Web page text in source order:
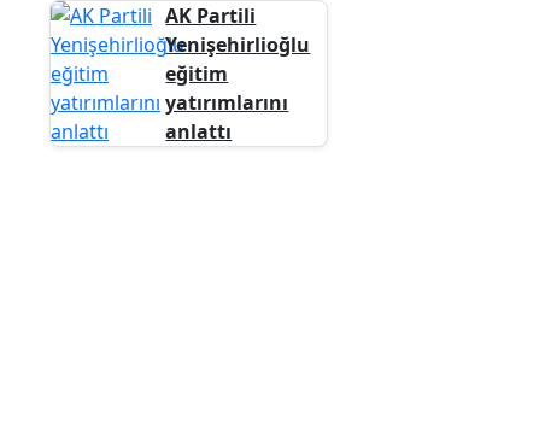
AK Partili
Yenişehirlioğlu
eğitim
yatırımlarını
anlattı